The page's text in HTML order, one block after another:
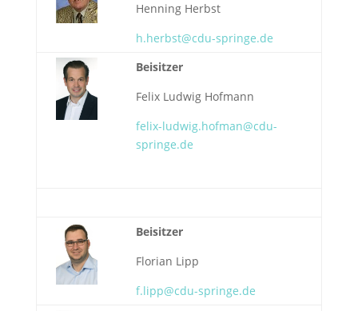
Henning Herbst
h.herbst@cdu-springe.de
Beisitzer
Felix Ludwig Hofmann
felix-ludwig.hofman@cdu-
springe.de
Beisitzer
Florian Lipp
f.lipp@cdu-springe.de